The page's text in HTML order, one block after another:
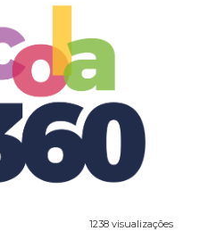
1238 visualizações